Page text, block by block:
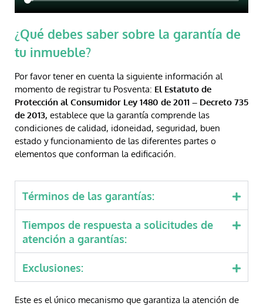
¿Qué debes saber sobre la garantía de
tu inmueble?
Por favor tener en cuenta la siguiente información al
momento de registrar tu Posventa: El Estatuto de
Protección al Consumidor Ley 1480 de 2011 – Decreto 735
de 2013, establece que la garantía comprende las
condiciones de calidad, idoneidad, seguridad, buen
estado y funcionamiento de las diferentes partes o
elementos que conforman la edificación.
Términos de las garantías:
Tiempos de respuesta a solicitudes de
atención a garantías:
Exclusiones:
Este es el único mecanismo que garantiza la atención de